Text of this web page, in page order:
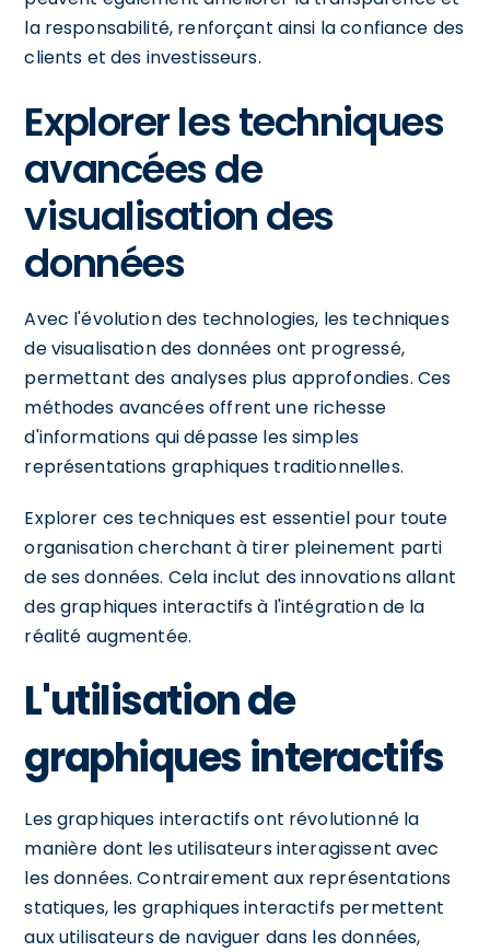
la responsabilité, renforçant ainsi la confiance des
clients et des investisseurs.
Explorer les techniques
avancées de
visualisation des
données
Avec l'évolution des technologies, les techniques
de visualisation des données ont progressé,
permettant des analyses plus approfondies. Ces
méthodes avancées offrent une richesse
d'informations qui dépasse les simples
représentations graphiques traditionnelles.
Explorer ces techniques est essentiel pour toute
organisation cherchant à tirer pleinement parti
de ses données. Cela inclut des innovations allant
des graphiques interactifs à l'intégration de la
réalité augmentée.
L'utilisation de
graphiques interactifs
Les graphiques interactifs ont révolutionné la
manière dont les utilisateurs interagissent avec
les données. Contrairement aux représentations
statiques, les graphiques interactifs permettent
aux utilisateurs de naviguer dans les données,